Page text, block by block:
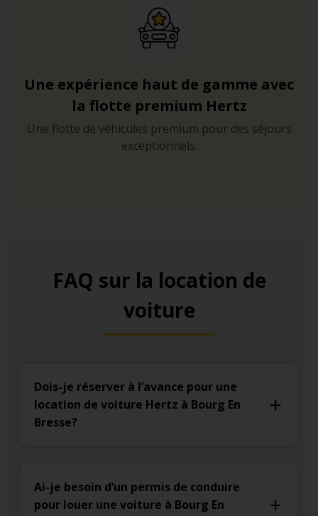
Une expérience haut de gamme avec
la flotte premium Hertz
Une flotte de véhicules premium pour des séjours
exceptionnels.
FAQ sur la location de
voiture
Dois-je réserver à l’avance pour une
location de voiture Hertz à Bourg En
Bresse?
Ai-je besoin d’un permis de conduire
pour louer une voiture à Bourg En